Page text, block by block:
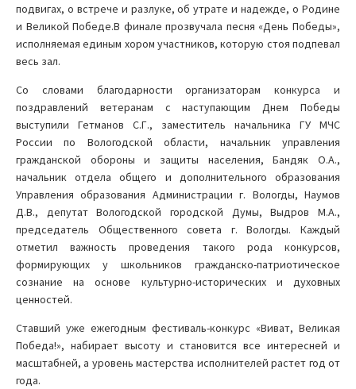
подвигах, о встрече и разлуке, об утрате и надежде, о Родине
и Великой Победе.В финале прозвучала песня «День Победы»,
исполняемая единым хором участников, которую стоя подпевал
весь зал.
Со словами благодарности организаторам конкурса и
поздравлений ветеранам с наступающим Днем Победы
выступили Гетманов С.Г., заместитель начальника ГУ МЧС
России по Вологодской области, начальник управления
гражданской обороны и защиты населения, Бандяк О.А.,
начальник отдела общего и дополнительного образования
Управления образования Администрации г. Вологды, Наумов
Д.В., депутат Вологодской городской Думы, Выдров М.А.,
председатель Общественного совета г. Вологды. Каждый
отметил важность проведения такого рода конкурсов,
формирующих у школьников гражданско-патриотическое
сознание на основе культурно-исторических и духовных
ценностей.
Ставший уже ежегодным фестиваль-конкурс «Виват, Великая
Победа!», набирает высоту и становится все интересней и
масштабней, а уровень мастерства исполнителей растет год от
года.